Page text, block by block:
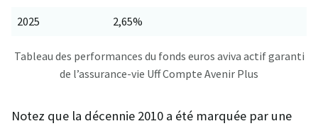
2025 2,65%
Tableau des performances du fonds euros aviva actif garanti
de l’assurance-vie Uff Compte Avenir Plus
Notez que la décennie 2010 a été marquée par une